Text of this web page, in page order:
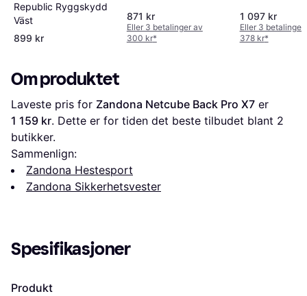
Republic Ryggskydd
Väst
899 kr
871 kr
Eller 3 betalinger av
300 kr*
1 097 kr
Eller 3 betalinger
378 kr*
Om produktet
Laveste pris for Zandona Netcube Back Pro X7
1 159 kr. Dette er for tiden det beste tilbudet blant 2
butikker.
Sammenlign:
Zandona Hestesport
Zandona Sikkerhetsvester
Spesifikasjoner
Produkt